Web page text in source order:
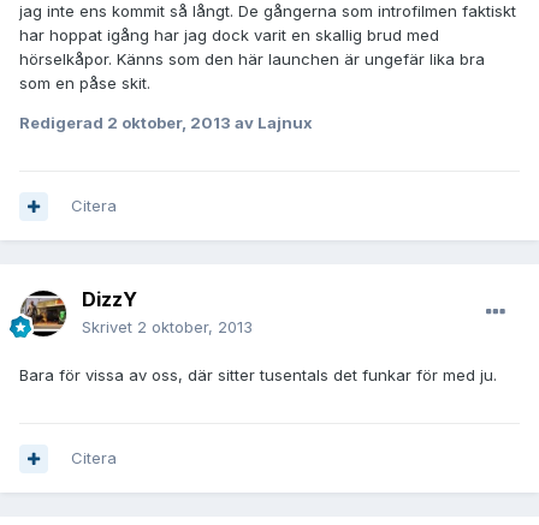
jag inte ens kommit så långt. De gångerna som introfilmen faktiskt
har hoppat igång har jag dock varit en skallig brud med
hörselkåpor. Känns som den här launchen är ungefär lika bra
som en påse skit.
Redigerad 2 oktober, 2013 av Lajnux
Citera
DizzY
Skrivet 2 oktober, 2013
Bara för vissa av oss, där sitter tusentals det funkar för med ju.
Citera